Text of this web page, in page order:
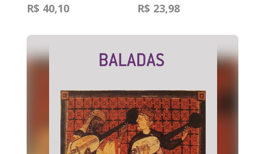
R$ 40,10 R$ 23,98